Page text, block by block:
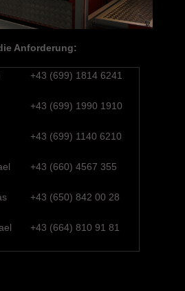
Anforderung:
+43 (699) 1814 6241
+43 (699) 1990 1910
+43 (699) 1140 6210
+43 (660) 4567 355
+43 (650) 842 00 28
+43 (664) 810 91 81